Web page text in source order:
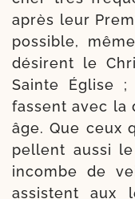
après leur
pos­sible,
dési­rent le
Sainte Église ;
fassent avec la
âge. Que ceux
pellent aus­si
incombe de
assistent aux